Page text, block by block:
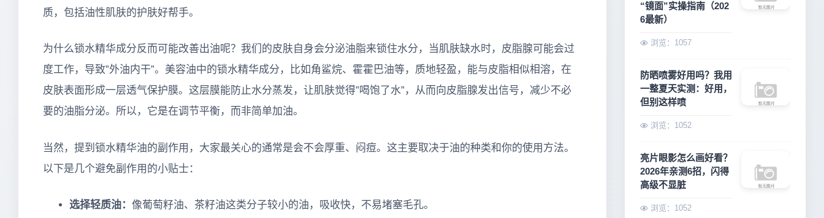
质，包括油性肌肤的护肤好帮手。
为什么锁水精华成分反而可能改善出油呢？我们的皮肤自身会分泌油脂来锁住水分，当肌肤缺水时，皮脂腺可能会过
度工作，导致”外油内干”。美容油中的锁水精华成分，比如角鲨烷、霍霍巴油等，质地轻盈，能与皮脂相似相溶，在
皮肤表面形成一层透气保护膜。这层膜能防止水分蒸发，让肌肤觉得”喝饱了水”，从而向皮脂腺发出信号，减少不必
要的油脂分泌。所以，它是在调节平衡，而非简单加油。
当然，提到锁水精华油的副作用，大家最关心的通常是会不会厚重、闷痘。这主要取决于油的种类和你的使用方法。
以下是几个避免副作用的小贴士：
选择轻质油： 像葡萄籽油、茶籽油这类分子较小的油，吸收快，不易堵塞毛孔。
“镜面”实操指南（202
6最新）
浏览：1057
防晒喷雾好用吗？我用
一整夏天实测：好用，
但别这样喷
浏览：1052
亮片眼影怎么画好看？
2026年亲测6招，闪得
高级不显脏
浏览：1052